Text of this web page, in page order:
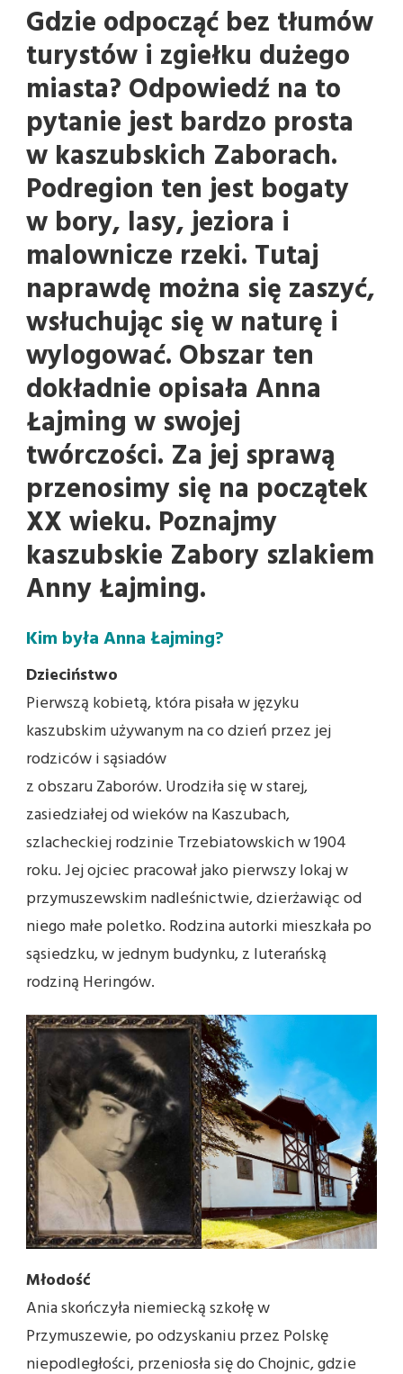
Gdzie odpocząć bez tłumów
turystów i zgiełku dużego
miasta? Odpowiedź na to
pytanie jest bardzo prosta
w kaszubskich Zaborach.
Podregion ten jest bogaty
w bory, lasy, jeziora i
malownicze rzeki. Tutaj
naprawdę można się zaszyć,
wsłuchując się w naturę i
wylogować. Obszar ten
dokładnie opisała Anna
Łajming w swojej
twórczości. Za jej sprawą
przenosimy się na początek
XX wieku. Poznajmy
kaszubskie Zabory szlakiem
Anny Łajming.
Kim była Anna Łajming?
Dzieciństwo
Pierwszą kobietą, która pisała w języku
kaszubskim używanym na co dzień przez jej
rodziców i sąsiadów
z obszaru Zaborów. Urodziła się w starej,
zasiedziałej od wieków na Kaszubach,
szlacheckiej rodzinie Trzebiatowskich w 1904
roku. Jej ojciec pracował jako pierwszy lokaj w
przymuszewskim nadleśnictwie, dzierżawiąc od
niego małe poletko. Rodzina autorki mieszkała po
sąsiedzku, w jednym budynku, z luterańską
rodziną Heringów.
Młodość
Ania skończyła niemiecką szkołę w
Przymuszewie, po odzyskaniu przez Polskę
niepodległości, przeniosła się do Chojnic, gdzie